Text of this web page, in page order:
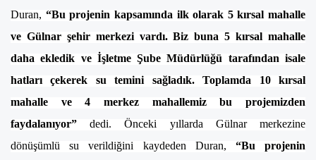
Duran, “Bu projenin kapsamında ilk olarak 5 kırsal mahalle
ve Gülnar şehir merkezi vardı. Biz buna 5 kırsal mahalle
daha ekledik ve İşletme Şube Müdürlüğü tarafından isale
hatları çekerek su temini sağladık. Toplamda 10 kırsal
mahalle ve 4 merkez mahallemiz bu projemizden
faydalanıyor”dedi.
Önceki yıllarda Gülnar merkezine
dönüşümlü su verildiğini kaydeden Duran, “Bu projenin